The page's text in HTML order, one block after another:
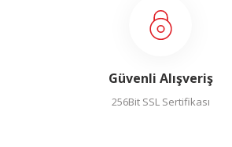
Güvenli Alışveriş
256Bit SSL Sertifikası